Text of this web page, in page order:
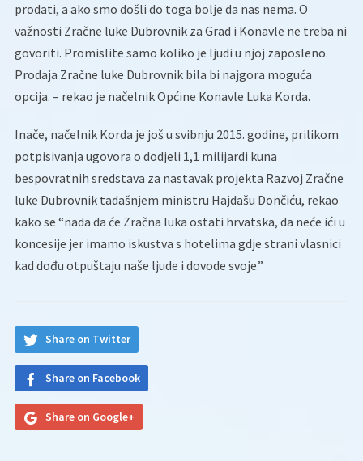
prodati, a ako smo došli do toga bolje da nas nema. O
važnosti Zračne luke Dubrovnik za Grad i Konavle ne treba ni
govoriti. Promislite samo koliko je ljudi u njoj zaposleno.
Prodaja Zračne luke Dubrovnik bila bi najgora moguća
opcija. – rekao je načelnik Općine Konavle Luka Korda.
Inače, načelnik Korda je još u svibnju 2015. godine, prilikom
potpisivanja ugovora o dodjeli 1,1 milijardi kuna
bespovratnih sredstava za nastavak projekta Razvoj Zračne
luke Dubrovnik tadašnjem ministru Hajdašu Dončiću, rekao
kako se “nada da će Zračna luka ostati hrvatska, da neće ići u
koncesije jer imamo iskustva s hotelima gdje strani vlasnici
kad dođu otpuštaju naše ljude i dovode svoje.”
Share on Twitter
Share on Facebook
Share on Google+